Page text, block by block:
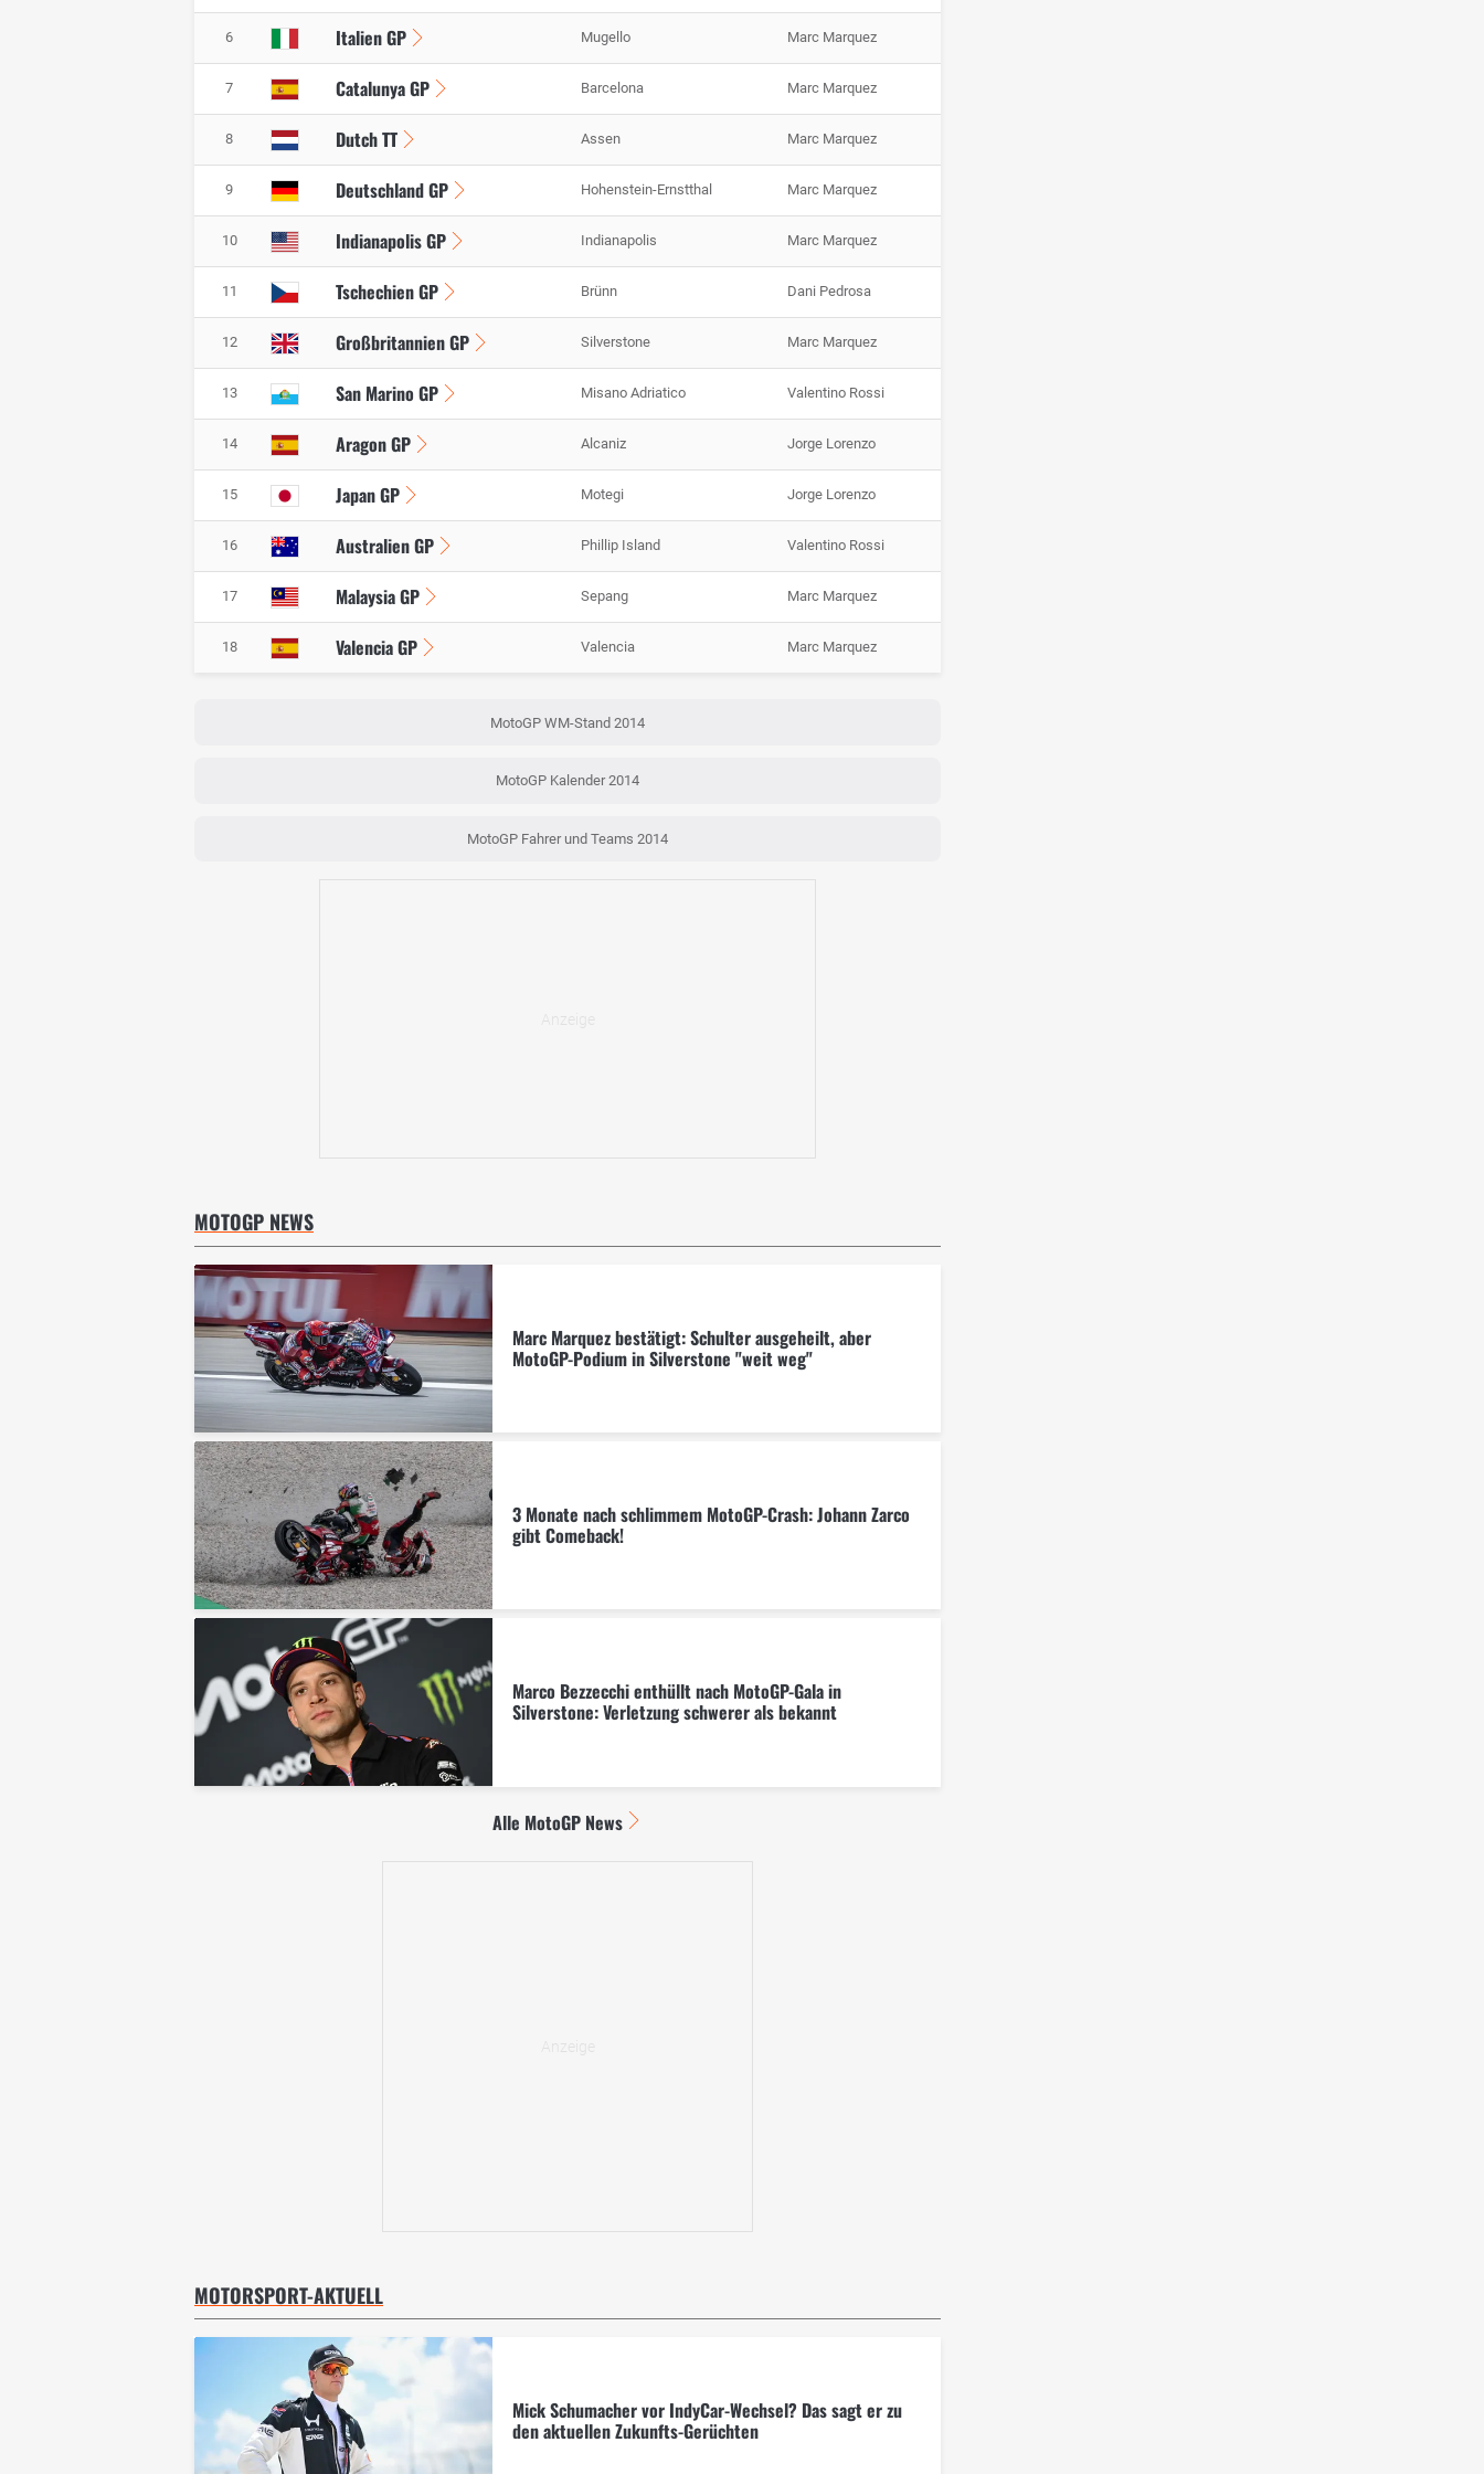
6 Italien GP Mugello Marc Marquez
7 Catalunya GP Barcelona Marc Marquez
8 Dutch TT Assen Marc Marquez
9 Deutschland GP Hohenstein-Ernstthal Marc Marquez
10 Indianapolis GP Indianapolis Marc Marquez
11 Tschechien GP Brünn Dani Pedrosa
12 Großbritannien GP Silverstone Marc Marquez
13 San Marino GP Misano Adriatico Valentino Rossi
14 Aragon GP Alcaniz Jorge Lorenzo
15 Japan GP Motegi Jorge Lorenzo
16 Australien GP Phillip Island Valentino Rossi
17 Malaysia GP Sepang Marc Marquez
18 Valencia GP Valencia Marc Marquez
MotoGP WM-Stand 2014
MotoGP Kalender 2014
MotoGP Fahrer und Teams 2014
MOTOGP NEWS
Marc Marquez bestätigt: Schulter ausgeheilt, aber
MotoGP-Podium in Silverstone "weit weg"
3 Monate nach schlimmem MotoGP-Crash: Johann Zarco
gibt Comeback!
Marco Bezzecchi enthüllt nach MotoGP-Gala in
Silverstone: Verletzung schwerer als bekannt
Alle MotoGP News
MOTORSPORT-AKTUELL
Mick Schumacher vor IndyCar-Wechsel? Das sagt er zu
den aktuellen Zukunfts-Gerüchten